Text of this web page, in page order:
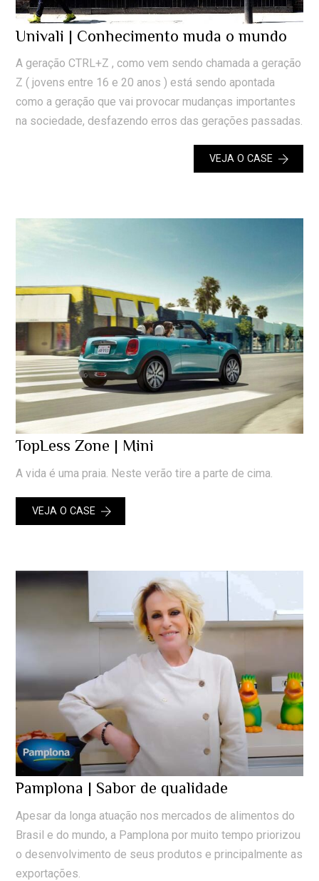
Univali | Conhecimento muda o mundo
A geração CTRL+Z , como vem sendo chamada a geração
Z ( jovens entre 16 e 20 anos ) está sendo apontada
como a geração que vai provocar mudanças importantes
na sociedade, desfazendo erros das gerações passadas.
VEJA O CASE
TopLess Zone | Mini
A vida é uma praia. Neste verão tire a parte de cima.
VEJA O CASE
Pamplona | Sabor de qualidade
Apesar da longa atuação nos mercados de alimentos do
Brasil e do mundo, a Pamplona por muito tempo priorizou
o desenvolvimento de seus produtos e principalmente as
exportações.